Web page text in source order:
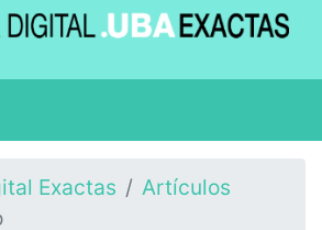
Exactas
Artículos